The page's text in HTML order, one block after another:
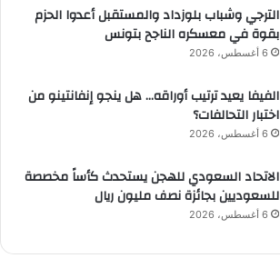
الترجي وشباب بلوزداد والمستقبل أعدوا الحزم
بقوة في معسكره الناجح بتونس
6 أغسطس، 2026
الفيفا يعيد ترتيب أوراقه… هل ينجو إنفانتينو من
اختبار التحالفات؟
6 أغسطس، 2026
الاتحاد السعودي للهجن يستحدث كأساً مخصصة
للسعوديين بجائزة نصف مليون ريال
6 أغسطس، 2026